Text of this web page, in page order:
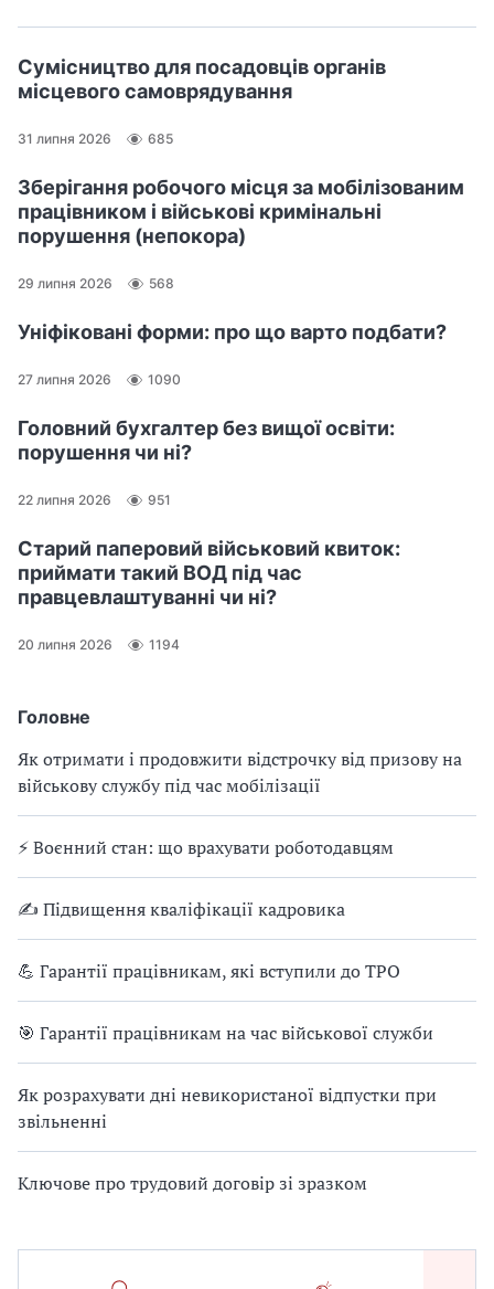
Головне
Як отримати і продовжити відстрочку від призову на
військову службу під час мобілізації
⚡ Воєнний стан: що врахувати роботодавцям
✍ Підвищення кваліфікації кадровика
💪 Гарантії працівникам, які вступили до ТРО
🎯 Гарантії працівникам на час військової служби
Як розрахувати дні невикористаної відпустки при
звільненні
Ключове про трудовий договір зі зразком
Сумісництво для посадовців органів
місцевого самоврядування
31 липня 2026 685
Зберігання робочого місця за мобілізованим
працівником і військові кримінальні
порушення (непокора)
29 липня 2026 568
Уніфіковані форми: про що варто подбати?
27 липня 2026 1090
Головний бухгалтер без вищої освіти:
порушення чи ні?
22 липня 2026 951
Старий паперовий військовий квиток:
приймати такий ВОД під час
правцевлаштуванні чи ні?
20 липня 2026 1194